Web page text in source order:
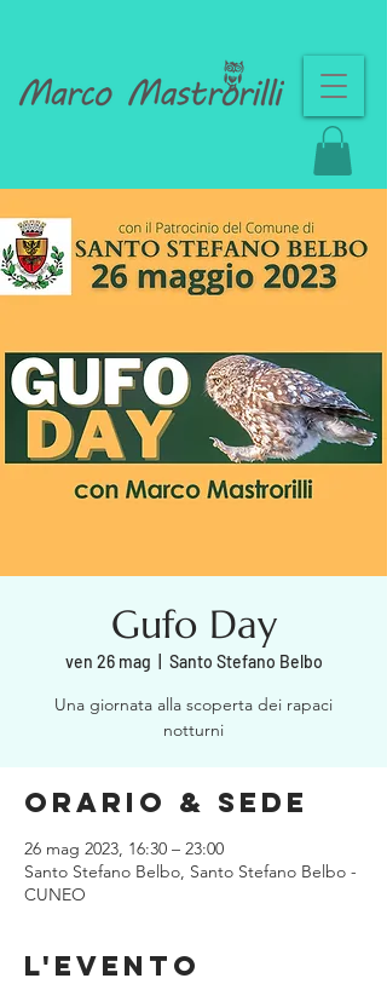
Gufo Day
ven 26 mag Santo Stefano Belbo
Una giornata alla scoperta dei rapaci
notturni
Orario & Sede
26 mag 2023, 16:30 – 23:00
Santo Stefano Belbo, Santo Stefano Belbo -
CUNEO
L'evento